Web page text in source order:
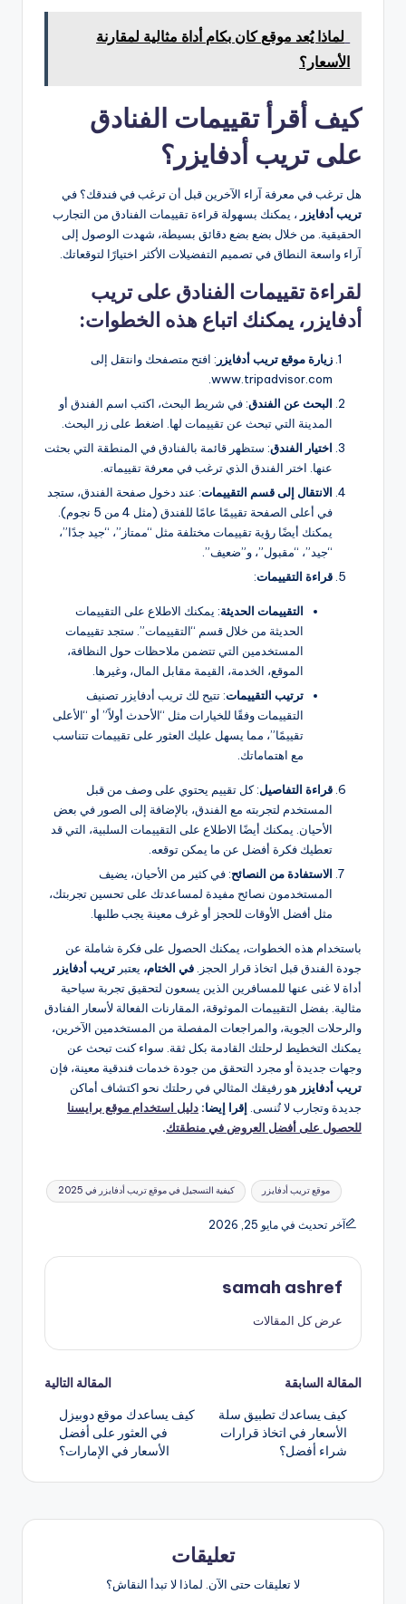
لماذا يُعد موقع كان بكام أداة مثالية لمقارنة
الأسعار؟
كيف أقرأ تقييمات الفنادق
على تريب أدفايزر؟
هل ترغب في معرفة آراء الآخرين قبل أن ترغب في فندقك؟ في
تريب أدفايزر ، يمكنك بسهولة قراءة تقييمات الفنادق من التجارب
الحقيقية. من خلال بضع بضع دقائق بسيطة، شهدت الوصول إلى
آراء واسعة النطاق في تصميم التفضيلات الأكثر اختيارًا لتوقعاتك.
لقراءة تقييمات الفنادق على تريب
أدفايزر، يمكنك اتباع هذه الخطوات:
زيارة موقع تريب أدفايزر : افتح متصفحك وانتقل إلى
www.tripadvisor.com.
البحث عن الفندق: في شريط البحث، اكتب اسم الفندق أو
المدينة التي تبحث عن تقييمات لها. اضغط على زر البحث.
اختيار الفندق: ستظهر قائمة بالفنادق في المنطقة التي بحثت
عنها. اختر الفندق الذي ترغب في معرفة تقييماته.
الانتقال إلى قسم التقييمات: عند دخول صفحة الفندق، ستجد
في أعلى الصفحة تقييمًا عامًا للفندق (مثل 4 من 5 نجوم).
يمكنك أيضًا رؤية تقييمات مختلفة مثل “ممتاز”، “جيد جدًا”،
“جيد”، “مقبول”، و”ضعيف”.
قراءة التقييمات:
التقييمات الحديثة: يمكنك الاطلاع على التقييمات
الحديثة من خلال قسم “التقييمات”. ستجد تقييمات
المستخدمين التي تتضمن ملاحظات حول النظافة،
الموقع، الخدمة، القيمة مقابل المال، وغيرها.
ترتيب التقييمات: تتيح لك تريب أدفايزر تصنيف
التقييمات وفقًا للخيارات مثل “الأحدث أولاً” أو “الأعلى
تقييمًا”، مما يسهل عليك العثور على تقييمات تتناسب
مع اهتماماتك.
قراءة التفاصيل: كل تقييم يحتوي على وصف من قبل
المستخدم لتجربته مع الفندق، بالإضافة إلى الصور في بعض
الأحيان. يمكنك أيضًا الاطلاع على التقييمات السلبية، التي قد
تعطيك فكرة أفضل عن ما يمكن توقعه.
الاستفادة من النصائح: في كثير من الأحيان، يضيف
المستخدمون نصائح مفيدة لمساعدتك على تحسين تجربتك،
مثل أفضل الأوقات للحجز أو غرف معينة يجب طلبها.
باستخدام هذه الخطوات، يمكنك الحصول على فكرة شاملة عن
جودة الفندق قبل اتخاذ قرار الحجز. في الختام، يعتبر تريب أدفايزر
أداة لا غنى عنها للمسافرين الذين يسعون لتحقيق تجربة سياحية
مثالية. بفضل التقييمات الموثوقة، المقارنات الفعالة لأسعار الفنادق
والرحلات الجوية، والمراجعات المفصلة من المستخدمين الآخرين،
يمكنك التخطيط لرحلتك القادمة بكل ثقة. سواء كنت تبحث عن
وجهات جديدة أو مجرد التحقق من جودة خدمات فندقية معينة، فإن
تريب أدفايزر هو رفيقك المثالي في رحلتك نحو اكتشاف أماكن
جديدة وتجارب لا تُنسى. إقرا إيضا: دليل استخدام موقع برايسنا
للحصول على أفضل العروض في منطقتك.
العلامات: كيفية التسجيل في موقع تريب أدفايزر في 2025 موقع تريب أدفايزر
آخر تحديث في مايو 25, 2026
samah ashref
عرض كل المقالات
تصفّح
المقالات
المقالة السابقة
كيف يساعدك تطبيق سلة
الأسعار في اتخاذ قرارات
شراء أفضل؟
المقالة التالية
كيف يساعدك موقع دوبيزل
في العثور على أفضل
الأسعار في الإمارات؟
تعليقات
لا تعليقات حتى الآن. لماذا لا تبدأ النقاش؟